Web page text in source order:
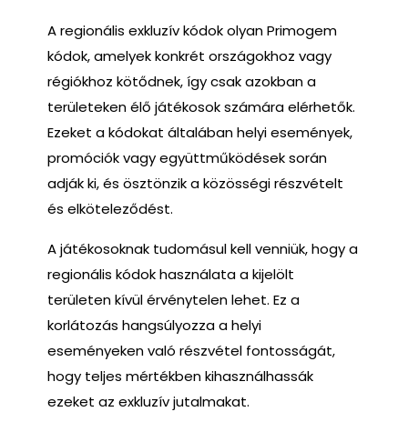
A regionális exkluzív kódok olyan Primogem
kódok, amelyek konkrét országokhoz vagy
régiókhoz kötődnek, így csak azokban a
területeken élő játékosok számára elérhetők.
Ezeket a kódokat általában helyi események,
promóciók vagy együttműködések során
adják ki, és ösztönzik a közösségi részvételt
és elköteleződést.
A játékosoknak tudomásul kell venniük, hogy a
regionális kódok használata a kijelölt
területen kívül érvénytelen lehet. Ez a
korlátozás hangsúlyozza a helyi
eseményeken való részvétel fontosságát,
hogy teljes mértékben kihasználhassák
ezeket az exkluzív jutalmakat.